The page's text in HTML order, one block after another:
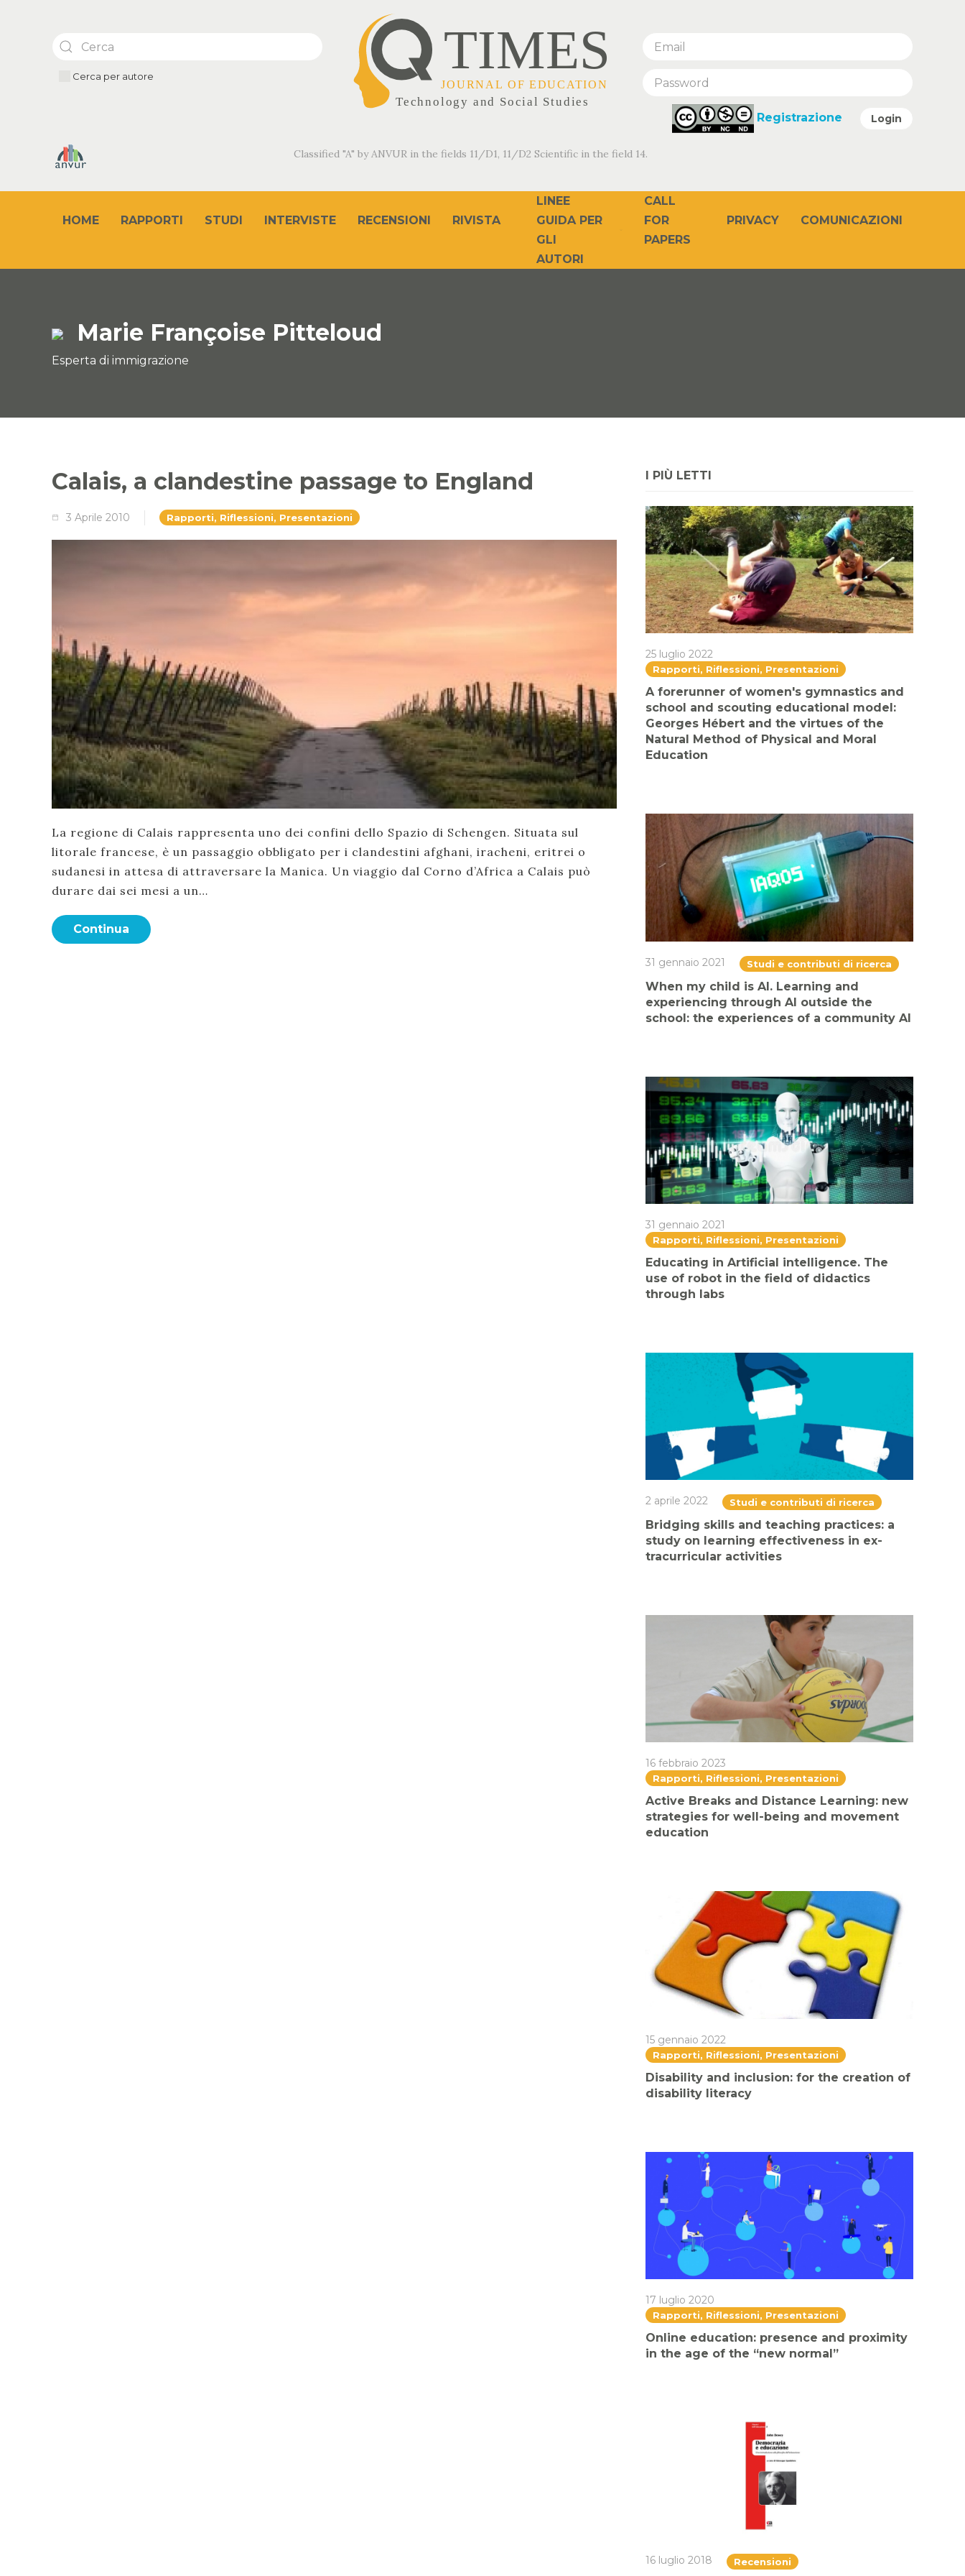
Cerca per autore
Registrazione Login
Classified "A" by ANVUR in the fields 11/D1, 11/D2 Scientific in the field 14.
HOME RAPPORTI STUDI INTERVISTE RECENSIONI RIVISTA
LINEE
GUIDA PER
GLI
AUTORI
CALL
FOR
PAPERS
PRIVACY COMUNICAZIONI
Marie Françoise Pitteloud
Esperta di immigrazione
Calais, a clandestine passage to England
3 Aprile 2010 Rapporti, Riflessioni, Presentazioni
La regione di Calais rappresenta uno dei confini dello Spazio di Schengen. Situata sul
litorale francese, è un passaggio obbligato per i clandestini afghani, iracheni, eritrei o
sudanesi in attesa di attraversare la Manica. Un viaggio dal Corno d’Africa a Calais può
durare dai sei mesi a un…
Continua
I PIÙ LETTI
25 luglio 2022
Rapporti, Riflessioni, Presentazioni
A forerunner of women's gymnastics and
school and scouting educational model:
Georges Hébert and the virtues of the
Natural Method of Physical and Moral
Education
31 gennaio 2021 Studi e contributi di ricerca
When my child is AI. Learning and
experiencing through AI outside the
school: the experiences of a community AI
31 gennaio 2021
Rapporti, Riflessioni, Presentazioni
Educating in Artificial intelligence. The
use of robot in the field of didactics
through labs
2 aprile 2022 Studi e contributi di ricerca
Bridging skills and teaching practices: a
study on learning effectiveness in ex-
tracurricular activities
16 febbraio 2023
Rapporti, Riflessioni, Presentazioni
Active Breaks and Distance Learning: new
strategies for well-being and movement
education
15 gennaio 2022
Rapporti, Riflessioni, Presentazioni
Disability and inclusion: for the creation of
disability literacy
17 luglio 2020
Rapporti, Riflessioni, Presentazioni
Online education: presence and proximity
in the age of the “new normal”
16 luglio 2018 Recensioni